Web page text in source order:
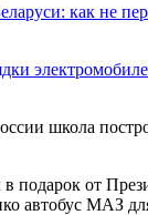
как не
подарок от
автобус МАЗ